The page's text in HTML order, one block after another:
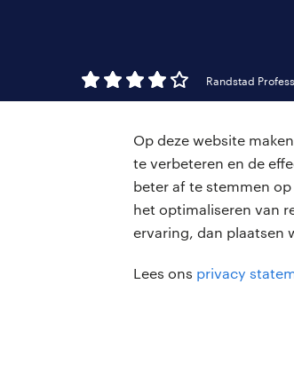
Op deze website
te verbeteren en de
beter af te stemmen
het optimaliseren van
ervaring, dan plaatsen
Lees ons privacy
Randstad